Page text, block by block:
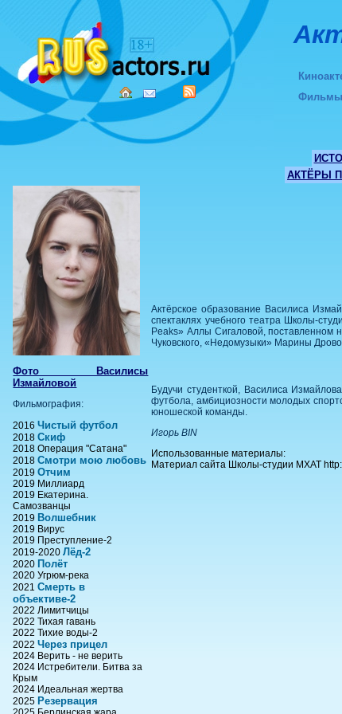
Фильмы
АКТЁРЫ
Фото Василисы
Измайловой
Фильмография:
2016Чистый футбол
2018Скиф
2018 Операция "Сатана"
2018Смотри мою любовь
2019Отчим
2019 Миллиард
2019 Екатерина.
Самозванцы
2019 Волшебник
2019 Вирус
2019 Преступление-2
2019-2020Лёд-2
2020 Полёт
2020 Угрюм-река
2021Смерть в
объективе-2
2022 Лимитчицы
2022 Тихая гавань
2022 Тихие воды-2
2022Через прицел
2024 Верить - не верить
2024 Истребители. Битва за
Крым
2024 Идеальная жертва
2025 Резервация
Актёрское образование Василиса
спектаклях учебного театра Школы-
Peaks» Аллы Сигаловой, поставленном
Чуковского, «Недомузыки» Марины
Будучи студенткой, Василиса
футбола, амбициозности молодых
юношеской команды.
Игорь BIN
Использованные материалы:
Материал сайта Школы-студии МХАТ